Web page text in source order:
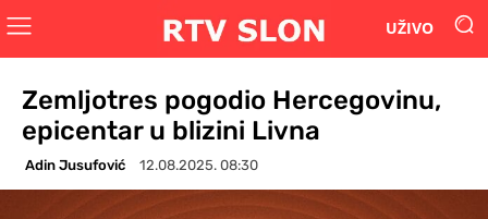
UŽIVO
Zemljotres pogodio Hercegovinu,
epicentar u blizini Livna
Adin Jusufović 12.08.2025. 08:30